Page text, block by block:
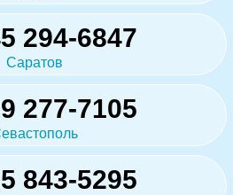
294-6847
Саратов
277-7105
843-5295